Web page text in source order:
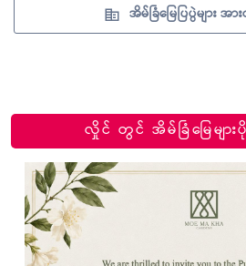
အိမ်ခြံမြေပြပွဲများ အ
လှိုင် တွင် အိမ်ခြံမြေများ